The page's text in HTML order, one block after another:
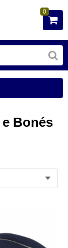
0
Bonés